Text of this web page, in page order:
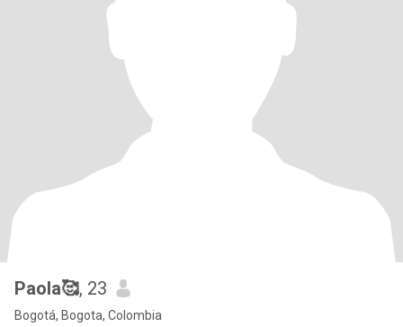
Paola🥰, 23
Bogotá, Bogota, Colombia